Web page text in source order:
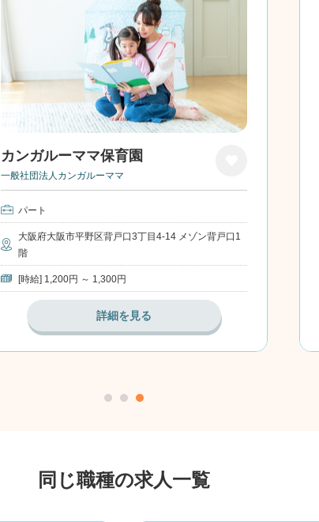
カンガルーママ保育園
一般社団法人カンガルーママ
り
パート
大阪府大阪市平野区背戸口3丁目4-14 メゾン背戸口1
階
[時給] 1,200円 ～ 1,300円
保育士
詳細を見る
同じ職種の求人一覧